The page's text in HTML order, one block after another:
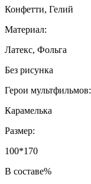
Конфетти, Гелий
Материал:
Латекс, Фольга
Без рисунка
Герои мультфильмов:
Карамелька
Размер:
100*170
В составе%